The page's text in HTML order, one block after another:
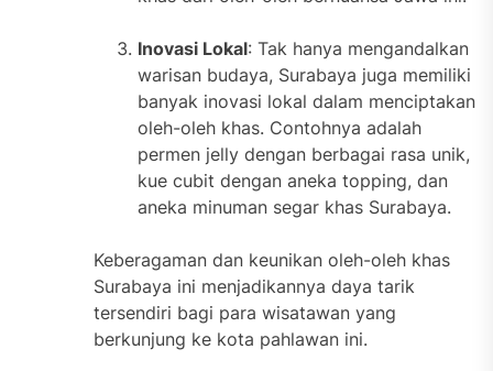
Inovasi Lokal: Tak hanya mengandalkan
warisan budaya, Surabaya juga memiliki
banyak inovasi lokal dalam menciptakan
oleh-oleh khas. Contohnya adalah
permen jelly dengan berbagai rasa unik,
kue cubit dengan aneka topping, dan
aneka minuman segar khas Surabaya.
Keberagaman dan keunikan oleh-oleh khas
Surabaya ini menjadikannya daya tarik
tersendiri bagi para wisatawan yang
berkunjung ke kota pahlawan ini.